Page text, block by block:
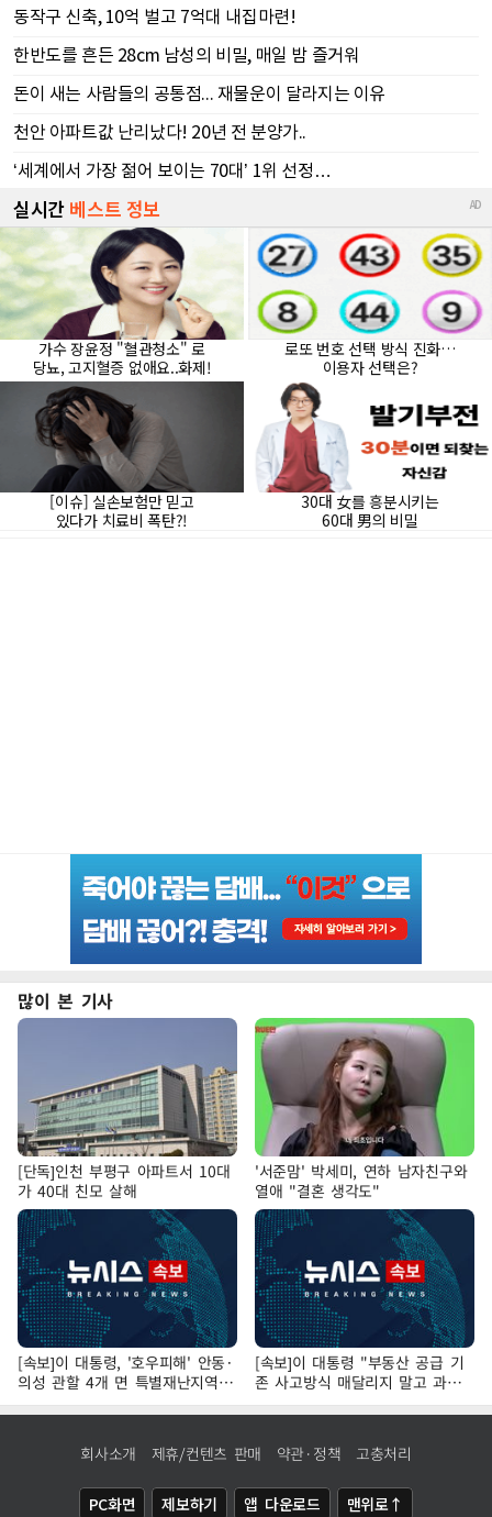
많이 본 기사
[단독]인천 부평구 아파트서 10대
가 40대 친모 살해
'서준맘' 박세미, 연하 남자친구와
열애 "결혼 생각도"
[속보]이 대통령, '호우피해' 안동·
의성 관할 4개 면 특별재난지역
선포
[속보]이 대통령 "부동산 공급 기
존 사고방식 매달리지 말고 과감
히 실천"
회사소개 제휴/컨텐츠 판매 약관·정책 고충처리
PC화면 제보하기 앱 다운로드 맨위로↑